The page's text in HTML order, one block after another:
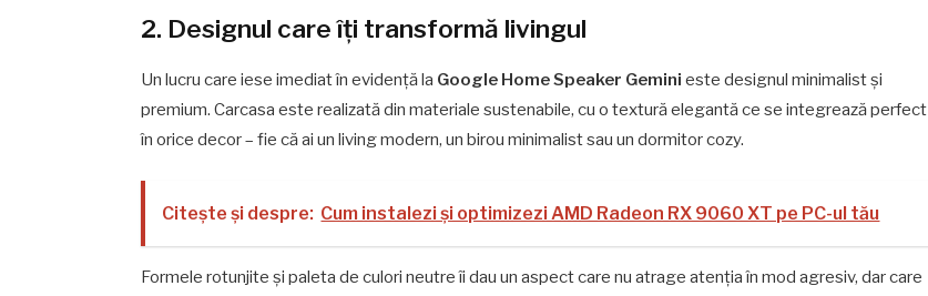
2. Designul care îți transformă livingul
Un lucru care iese imediat în evidență la Google Home Speaker Gemini este designul minimalist și
premium. Carcasa este realizată din materiale sustenabile, cu o textură elegantă ce se integrează perfect
în orice decor – fie că ai un living modern, un birou minimalist sau un dormitor cozy.
Citește și despre: Cum instalezi și optimizezi AMD Radeon RX 9060 XT pe PC-ul tău
Formele rotunjite și paleta de culori neutre îi dau un aspect care nu atrage atenția în mod agresiv, dar care